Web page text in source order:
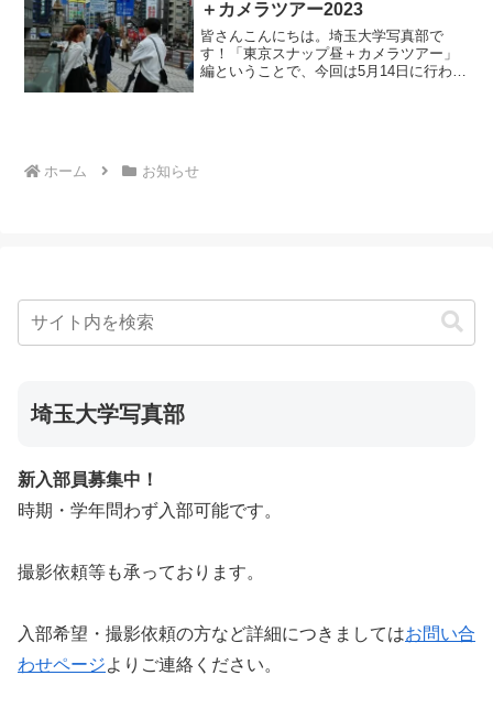
＋カメラツアー2023
皆さんこんにちは。埼玉大学写真部で
す！「東京スナップ昼＋カメラツアー」
編ということで、今回は5月14日に行われ
ホーム
お知らせ
埼玉大学写真部
新入部員募集中！
時期・学年問わず入部可能です。
撮影依頼等も承っております。
入部希望・撮影依頼の方など詳細につきましてはお問い合
わせページよりご連絡ください。